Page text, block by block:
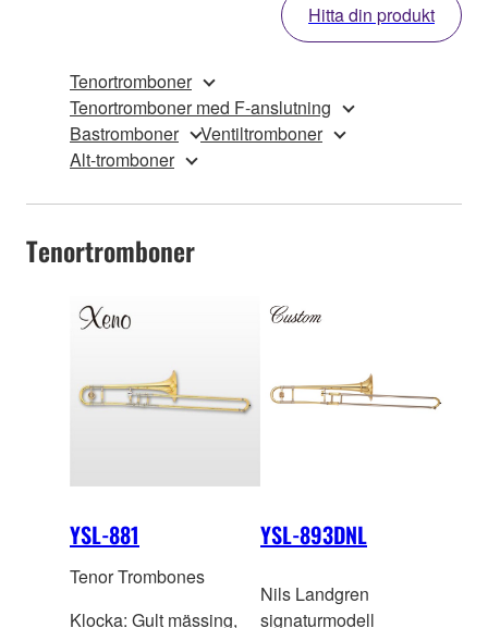
Hitta din produkt
Tenortromboner
Tenortromboner med F-anslutning
Bastromboner
Ventiltromboner
Alt-tromboner
Tenortromboner
YSL-881
Tenor Trombones
Klocka: Gult mässing,
YSL-893DNL
Nils Landgren
signaturmodell